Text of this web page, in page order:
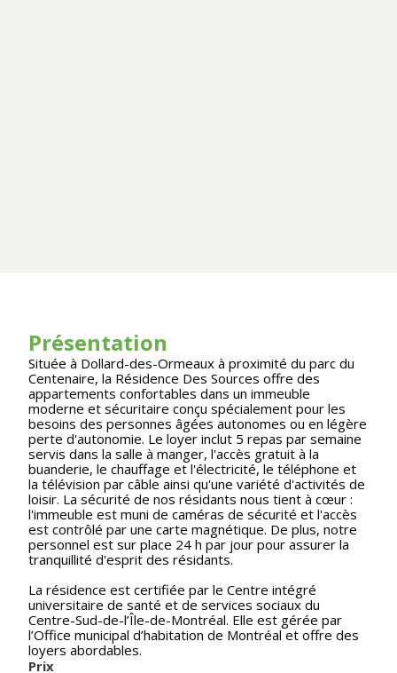
Présentation
Située à Dollard-des-Ormeaux à proximité du parc du
Centenaire, la Résidence Des Sources offre des
appartements confortables dans un immeuble
moderne et sécuritaire conçu spécialement pour les
besoins des personnes âgées autonomes ou en légère
perte d'autonomie. Le loyer inclut 5 repas par semaine
servis dans la salle à manger, l'accès gratuit à la
buanderie, le chauffage et l'électricité, le téléphone et
la télévision par câble ainsi qu'une variété d'activités de
loisir. La sécurité de nos résidants nous tient à cœur :
l'immeuble est muni de caméras de sécurité et l'accès
est contrôlé par une carte magnétique. De plus, notre
personnel est sur place 24 h par jour pour assurer la
tranquillité d'esprit des résidants.
La résidence est certifiée par le Centre intégré
universitaire de santé et de services sociaux du
Centre-Sud-de-l’Île-de-Montréal. Elle est gérée par
l’Office municipal d’habitation de Montréal et offre des
loyers abordables.
Prix